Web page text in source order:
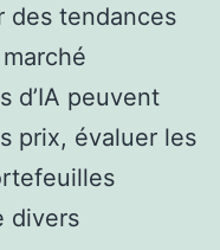
des tendances
d’IA peuvent
prix, évaluer les
divers